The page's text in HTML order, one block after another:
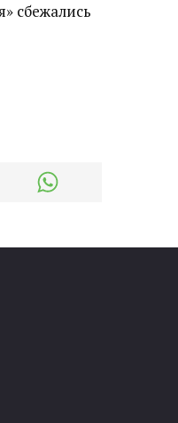
сбежались